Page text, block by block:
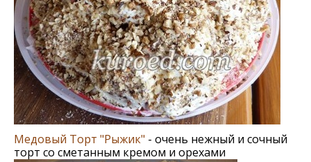
Медовый Торт "Рыжик" - очень нежный и сочный
торт со сметанным кремом и орехами